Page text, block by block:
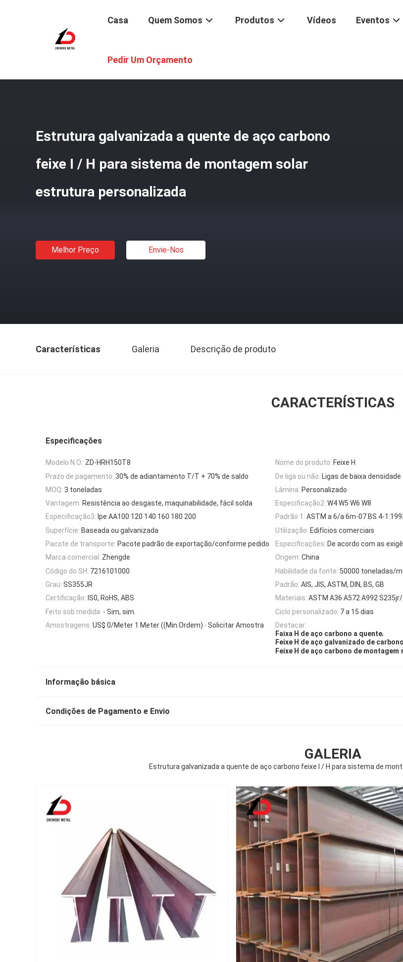
Casa Quem Somos Produtos Vídeos Eventos
Pedir Um Orçamento
Estrutura galvanizada a quente de aço carbono
feixe I / H para sistema de montagem solar
estrutura personalizada
Melhor Preço Envie-Nos
Características Galeria Descrição de produto
CARACTERÍSTICAS
Especificações
Modelo N.O.: ZD-HRH150T8 Nome do produto: Feixe H
Prazo de pagamento: 30% de adiantamento T/T + 70% de saldo De liga ou não: Ligas de baixa densidade
MOQ: 3 toneladas Lâmina: Personalizado
Vantagem: Resistência ao desgaste, maquinabilidade, fácil solda Especificação2: W4 W5 W6 W8
Especificação3: Ipe AA100 120 140 160 180 200 Padrão 1: ASTM a 6/a 6m-07 BS 4-
Superfície: Baseada ou galvanizada Utilização: Edifícios comerciais
Pacote de transporte: Pacote padrão de exportação/conforme pedido Especificações: De acordo com as
Marca comercial: Zhengde Origem: China
Código do SH: 7216101000 Habilidade da fonte: 50000 toneladas/
Grau: SS355JR Padrão: AIS, JIS, ASTM, DIN, BS, GB
Certificação: IS0, RoHS, ABS Materiais: ASTM A36 A572 A992
Feito sob medida: - Sim, sim. Ciclo personalizado: 7 a 15 dias
Amostragens: US$ 0/Meter 1 Meter ((Min.Ordem) ∙ Solicitar Amostra
Destacar:
Faixa H de aço carbono a quente,
Feixe H de aço galvanizado de carbono
Feixe H de aço carbono de montagem
Informação básica
Condições de Pagamento e Envio
GALERIA
Estrutura galvanizada a quente de aço carbono feixe I / H para sistema de